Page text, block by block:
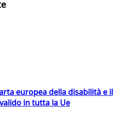
europea della disabilità e il
in tutta la Ue